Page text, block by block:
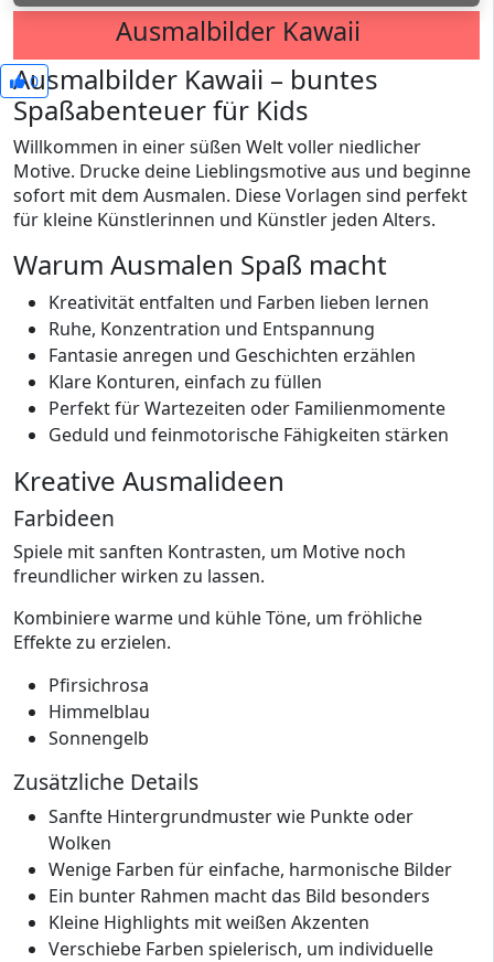
Ausmalbilder Kawaii
0
Ausmalbilder Kawaii – buntes
Spaßabenteuer für Kids
Willkommen in einer süßen Welt voller niedlicher
Motive. Drucke deine Lieblingsmotive aus und beginne
sofort mit dem Ausmalen. Diese Vorlagen sind perfekt
für kleine Künstlerinnen und Künstler jeden Alters.
Warum Ausmalen Spaß macht
Kreativität entfalten und Farben lieben lernen
Ruhe, Konzentration und Entspannung
Fantasie anregen und Geschichten erzählen
Klare Konturen, einfach zu füllen
Perfekt für Wartezeiten oder Familienmomente
Geduld und feinmotorische Fähigkeiten stärken
Kreative Ausmalideen
Farbideen
Spiele mit sanften Kontrasten, um Motive noch
freundlicher wirken zu lassen.
Kombiniere warme und kühle Töne, um fröhliche
Effekte zu erzielen.
Pfirsichrosa
Himmelblau
Sonnengelb
Zusätzliche Details
Sanfte Hintergrundmuster wie Punkte oder
Wolken
Wenige Farben für einfache, harmonische Bilder
Ein bunter Rahmen macht das Bild besonders
Kleine Highlights mit weißen Akzenten
Verschiebe Farben spielerisch, um individuelle